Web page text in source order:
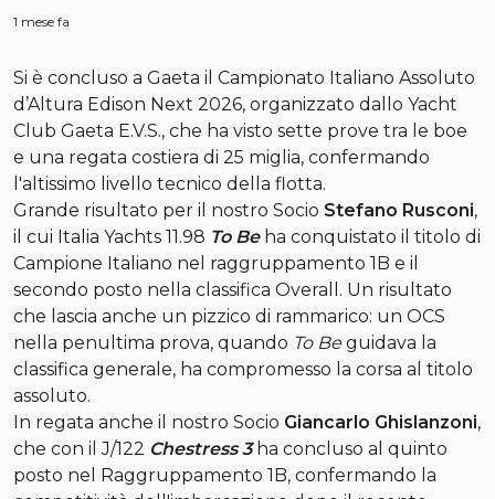
1 mese fa
Si è concluso a Gaeta il Campionato Italiano Assoluto
d’Altura Edison Next 2026, organizzato dallo Yacht
Club Gaeta E.V.S., che ha visto sette prove tra le boe
e una regata costiera di 25 miglia, confermando
l'altissimo livello tecnico della flotta.
Grande risultato per il nostro Socio Stefano Rusconi,
il cui Italia Yachts 11.98 To Beha conquistato il titolo di
Campione Italiano nel raggruppamento 1B e il
secondo posto nella classifica Overall. Un risultato
che lascia anche un pizzico di rammarico: un OCS
nella penultima prova, quando To Beguidava la
classifica generale, ha compromesso la corsa al titolo
assoluto.
In regata anche il nostro Socio Giancarlo Ghislanzoni,
che con il J/122 Chestress 3 ha concluso al quinto
posto nel Raggruppamento 1B, confermando la